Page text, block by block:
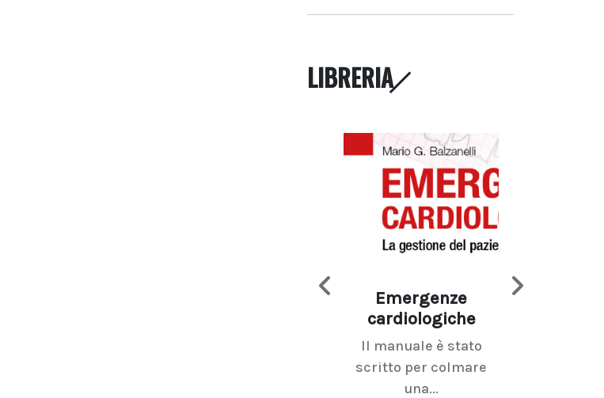
LIBRERIA
Emergenze
cardiologiche
Il manuale è stato
scritto per colmare
una...